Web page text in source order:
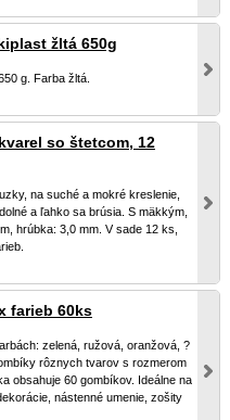
žltá 650g
g. Farba žltá.
so štetcom, 12
na suché a mokré kreslenie,
a ľahko sa brúsia. S mäkkým,
hrúbka: 3,0 mm. V sade 12 ks,
farieb 60ks
zelená, ružová, oranžová, ?
rôznych tvarov s rozmerom
obsahuje 60 gombíkov. Ideálne na
nástenné umenie, zošity